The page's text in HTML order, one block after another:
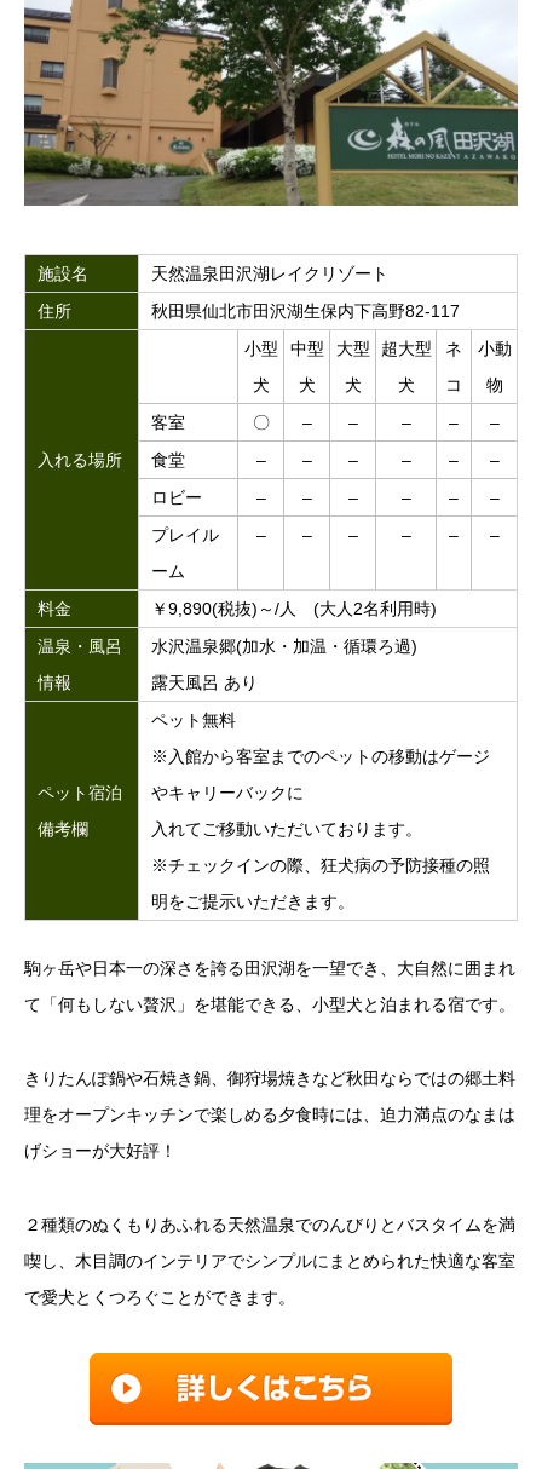
施設名
天然温泉田沢湖レイクリゾート
住所
秋田県仙北市田沢湖生保内下高野82-117
入れる場所
小型
犬
中型
犬
大型
犬
超大型
犬
ネ
コ
小動
物
客室
〇 – – – –
–
食堂
– – – – –
–
ロビー
– – – – –
–
プレイル
ーム
– – – – – –
料金
￥9,890(税抜)～/人 (大人2名利用時)
温泉・風呂
情報
水沢温泉郷(加水・加温・循環ろ過)
露天風呂 あり
ペット宿泊
備考欄
ペット無料
※入館から客室までのペットの移動はゲージ
やキャリーバックに
入れてご移動いただいております。
※チェックインの際、狂犬病の予防接種の照
明をご提示いただきます。
駒ヶ岳や日本一の深さを誇る田沢湖を一望でき、大自然に囲まれ
て「何もしない贅沢」を堪能できる、小型犬と泊まれる宿です。
きりたんぽ鍋や石焼き鍋、御狩場焼きなど秋田ならではの郷土料
理をオープンキッチンで楽しめる夕食時には、迫力満点のなまは
げショーが大好評！
２種類のぬくもりあふれる天然温泉でのんびりとバスタイムを満
喫し、木目調のインテリアでシンプルにまとめられた快適な客室
で愛犬とくつろぐことができます。